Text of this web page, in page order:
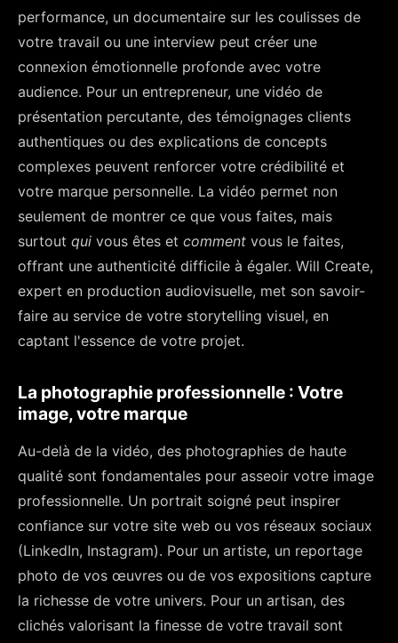
performance, un documentaire sur les coulisses de
votre travail ou une interview peut créer une
connexion émotionnelle profonde avec votre
audience. Pour un entrepreneur, une vidéo de
présentation percutante, des témoignages clients
authentiques ou des explications de concepts
complexes peuvent renforcer votre crédibilité et
votre marque personnelle. La vidéo permet non
seulement de montrer ce que vous faites, mais
surtout qui vous êtes et comment vous le faites,
offrant une authenticité difficile à égaler. Will Create,
expert en production audiovisuelle, met son savoir-
faire au service de votre storytelling visuel, en
captant l'essence de votre projet.
La photographie professionnelle : Votre
image, votre marque
Au-delà de la vidéo, des photographies de haute
qualité sont fondamentales pour asseoir votre image
professionnelle. Un portrait soigné peut inspirer
confiance sur votre site web ou vos réseaux sociaux
(LinkedIn, Instagram). Pour un artiste, un reportage
photo de vos œuvres ou de vos expositions capture
la richesse de votre univers. Pour un artisan, des
clichés valorisant la finesse de votre travail sont